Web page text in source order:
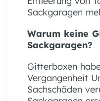
Sackgaragen
Warum keine
Sackgaragen?
Gitterboxen
Vergangenheit
Sachschäden